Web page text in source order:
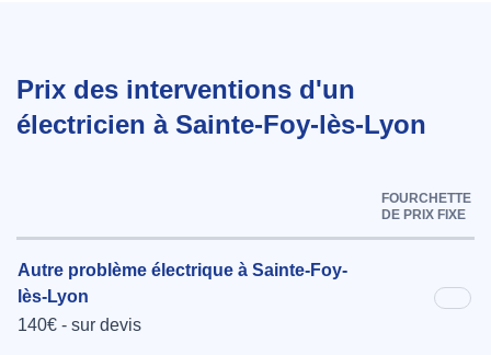
Prix des interventions d'un
électricien à Sainte-Foy-lès-Lyon
FOURCHETTE
DE PRIX FIXE
Autre problème électrique à Sainte-Foy-
lès-Lyon
140€ - sur devis